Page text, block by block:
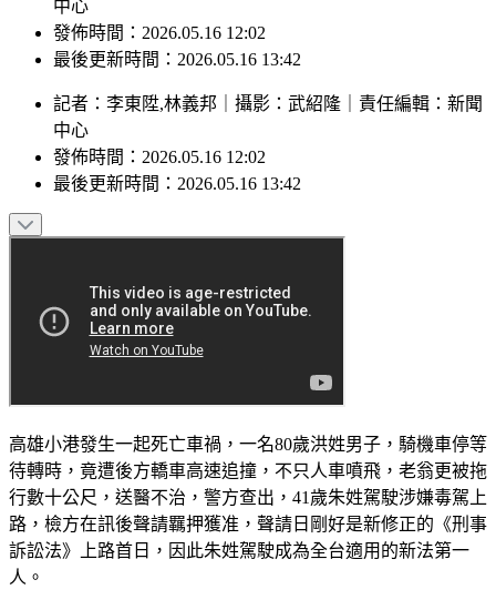
中心
發佈時間：2026.05.16 12:02
最後更新時間：2026.05.16 13:42
記者 ： 李東陞,林義邦 攝影 ： 武紹隆 責任編輯 ： 新聞
中心
發佈時間： 2026.05.16 12:02
最後更新時間： 2026.05.16 13:42
高雄小港發生一起死亡車禍，一名80歲洪姓男子，騎機車停等
待轉時，竟遭後方轎車高速追撞，不只人車噴飛，老翁更被拖
行數十公尺，送醫不治，警方查出，41歲朱姓駕駛涉嫌毒駕上
路，檢方在訊後聲請羈押獲准，聲請日剛好是新修正的《刑事
訴訟法》上路首日，因此朱姓駕駛成為全台適用的新法第一
人。